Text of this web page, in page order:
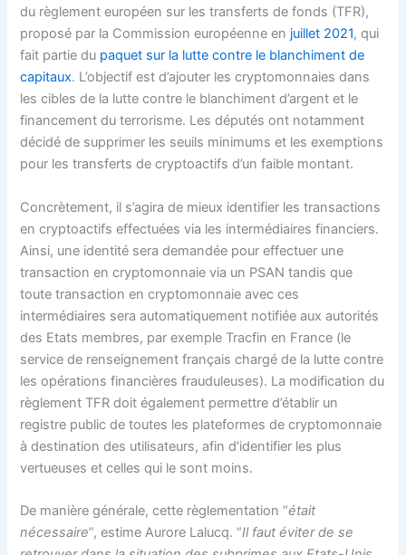
du règlement européen sur les transferts de fonds (TFR),
proposé par la Commission européenne en juillet 2021, qui
fait partie du paquet sur la lutte contre le blanchiment de
capitaux. L’objectif est d’ajouter les cryptomonnaies dans
les cibles de la lutte contre le blanchiment d’argent et le
financement du terrorisme. Les députés ont notamment
décidé de supprimer les seuils minimums et les exemptions
pour les transferts de cryptoactifs d’un faible montant.
Concrètement, il s’agira de mieux identifier les transactions
en cryptoactifs effectuées via les intermédiaires financiers.
Ainsi, une identité sera demandée pour effectuer une
transaction en cryptomonnaie via un PSAN tandis que
toute transaction en cryptomonnaie avec ces
intermédiaires sera automatiquement notifiée aux autorités
des Etats membres, par exemple Tracfin en France (le
service de renseignement français chargé de la lutte contre
les opérations financières frauduleuses). La modification du
règlement TFR doit également permettre d’établir un
registre public de toutes les plateformes de cryptomonnaie
à destination des utilisateurs, afin d’identifier les plus
vertueuses et celles qui le sont moins.
De manière générale, cette règlementation “était
nécessaire”, estime Aurore Lalucq. “Il faut éviter de se